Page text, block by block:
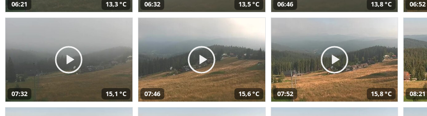
06:21 13,3 °C 06:32 13,5 °C 06:46 13,8 °C 06:52
07:32 15,1 °C 07:46 15,6 °C 07:52 15,8 °C 08:21